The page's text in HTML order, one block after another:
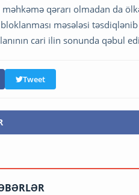
məhkəmə qərarı olmadan da
məsələsi
cari ilin sonunda qəbul
Tweet